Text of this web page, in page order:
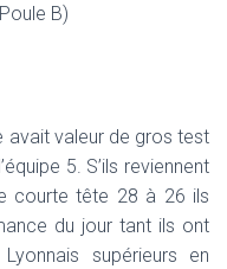
B)
avait valeur de gros test
5. S’ils reviennent
courte tête 28 à 26 ils
du jour tant ils ont
supérieurs en